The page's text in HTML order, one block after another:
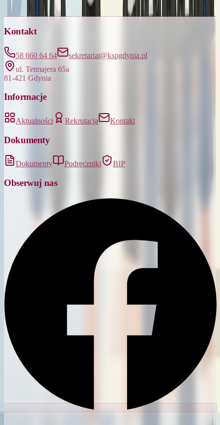
Kontakt
58 660 64 64
sekretariat@kspgdynia.pl
ul. Tetmajera 65a
81-421 Gdynia
Informacje
Aktualności Rekrutacja Kontakt
Dokumenty
Dokumenty Podręczniki BIP
Obserwuj nas